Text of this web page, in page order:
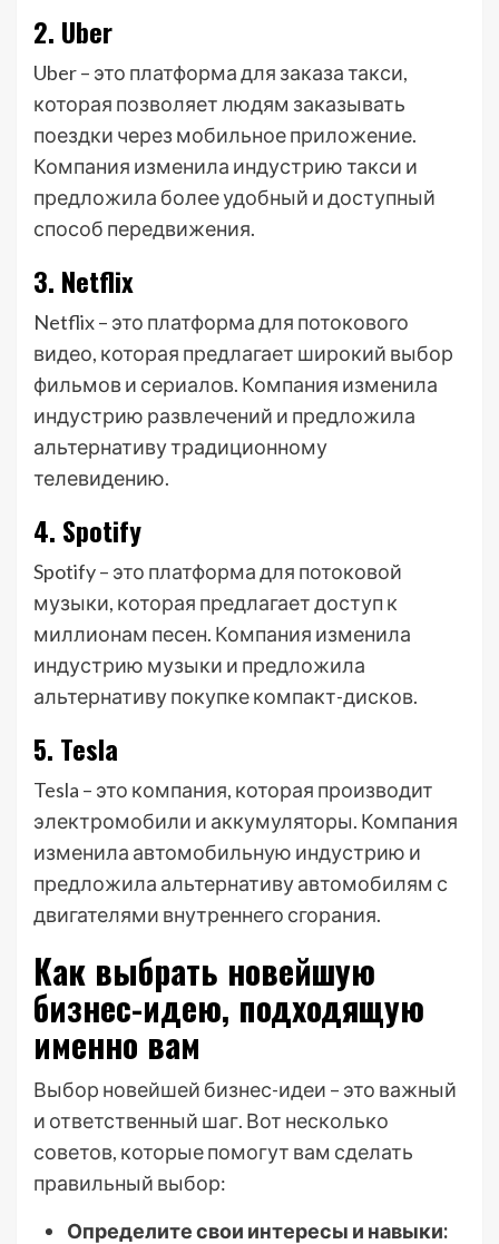
2. Uber
Uber – это платформа для заказа такси,
которая позволяет людям заказывать
поездки через мобильное приложение.
Компания изменила индустрию такси и
предложила более удобный и доступный
способ передвижения.
3. Netflix
Netflix – это платформа для потокового
видео, которая предлагает широкий выбор
фильмов и сериалов. Компания изменила
индустрию развлечений и предложила
альтернативу традиционному
телевидению.
4. Spotify
Spotify – это платформа для потоковой
музыки, которая предлагает доступ к
миллионам песен. Компания изменила
индустрию музыки и предложила
альтернативу покупке компакт-дисков.
5. Tesla
Tesla – это компания, которая производит
электромобили и аккумуляторы. Компания
изменила автомобильную индустрию и
предложила альтернативу автомобилям с
двигателями внутреннего сгорания.
Как выбрать новейшую
бизнес-идею, подходящую
именно вам
Выбор новейшей бизнес-идеи – это важный
и ответственный шаг. Вот несколько
советов, которые помогут вам сделать
правильный выбор:
Определите свои интересы и навыки: